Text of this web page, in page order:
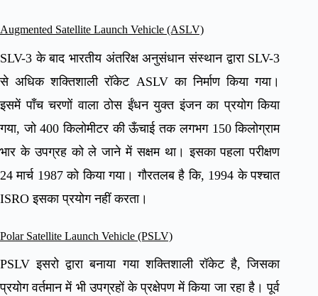
Augmented Satellite Launch Vehicle (ASLV)
SLV-3 के बाद भारतीय अंतरिक्ष अनुसंधान संस्थान द्वारा SLV-3
से अधिक शक्तिशाली रॉकेट ASLV का निर्माण किया गया।
इसमें पाँच चरणों वाला ठोस ईंधन युक्त इंजन का प्रयोग किया
गया, जो 400 किलोमीटर की ऊँचाई तक लगभग 150 किलोग्राम
भार के उपग्रह को ले जाने में सक्षम था। इसका पहला परीक्षण
24 मार्च 1987 को किया गया। गौरतलब है कि, 1994 के पश्चात
ISRO इसका प्रयोग नहीं करता।
Polar Satellite Launch Vehicle (PSLV)
PSLV इसरो द्वारा बनाया गया शक्तिशाली रॉकेट है, जिसका
प्रयोग वर्तमान में भी उपग्रहों के प्रक्षेपण में किया जा रहा है। पूर्व